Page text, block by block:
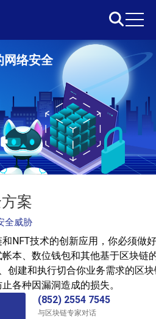
网络安全
案
全威胁
NFT技术的创新应用，你必须做
本、数位钱包和其他基于区块链
创建和执行切合你业务需求的区
各种因漏洞造成的损失。
(852) 2554 7545
与区块链专家对话